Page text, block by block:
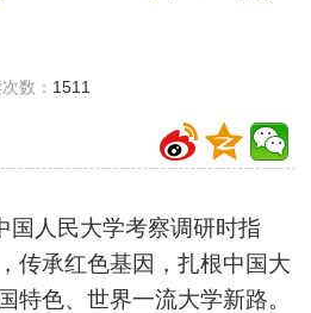
数： 1511
国人民大学考察调研时指
传承红色基因，扎根中国大
特色、世界一流大学新路。